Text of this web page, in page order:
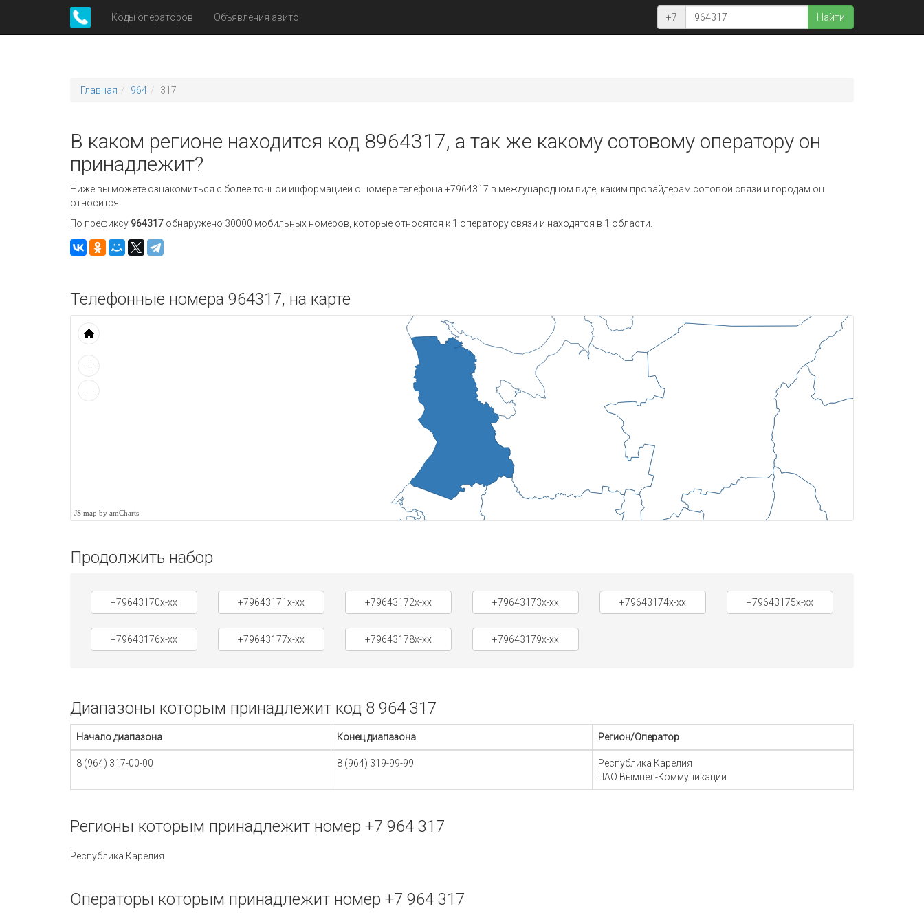
Коды операторов Объявления авито +7 Найти
Главная 964 317
В каком регионе находится код 8964317, а так же какому сотовому оператору он
принадлежит?
Ниже вы можете ознакомиться с более точной информацией о номере телефона +7964317 в международном виде, каким провайдерам сотовой связи и городам он
относится.
По префиксу 964317 обнаружено 30000 мобильных номеров, которые относятся к 1 оператору связи и находятся в 1 области.
Телефонные номера 964317, на карте
JS map by amCharts
Продолжить набор
+79643170x-xx +79643171x-xx +79643172x-xx +79643173x-xx +79643174x-xx +79643175x-xx
+79643176x-xx +79643177x-xx +79643178x-xx +79643179x-xx
Диапазоны которым принадлежит код 8 964 317
Начало диапазона Конец диапазона Регион/Оператор
8 (964) 317-00-00 8 (964) 319-99-99
Республика Карелия
ПАО Вымпел-Коммуникации
Регионы которым принадлежит номер +7 964 317
Республика Карелия
Операторы которым принадлежит номер +7 964 317